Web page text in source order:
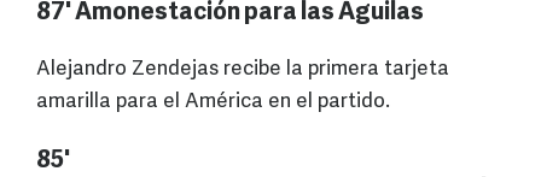
87' Amonestación para las Águilas
Alejandro Zendejas recibe la primera tarjeta
amarilla para el América en el partido.
85'